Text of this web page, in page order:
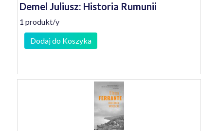
Demel Juliusz: Historia Rumunii
1 produkt/y
Dodaj do Koszyka